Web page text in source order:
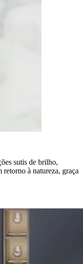
sutis de brilho,
retorno à natureza, graça